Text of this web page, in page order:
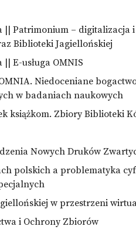
|| Patrimonium – digitalizacja
Biblioteki Jagiellońskiej
E-usługa OMNIS
Niedoceniane
w badaniach naukowych
książkom. Zbiory Biblioteki
Nowych Druków
polskich a problematyka
w przestrzeni
i Ochrony Zbiorów